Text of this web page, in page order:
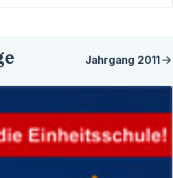
Jahrgang 2011